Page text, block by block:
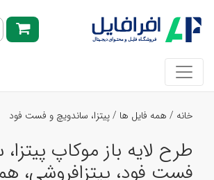
خانه / همه فایل ها /پیتزا، ساندویچ و فست فود
طرح لایه باز موکاپ
فست فود، پیتزافروشی،